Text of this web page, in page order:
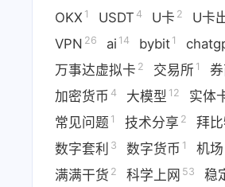
OKX 1 USDT 4 U卡 2 U卡
VPN 26 ai 14 bybit 1
万事达虚拟卡 2 交易所 1
加密货币 4 大模型 12 实体
常见问题 1 技术分享 2 拜
数字套利 3 数字货币 1 机场
满满干货 2 科学上网 53 稳